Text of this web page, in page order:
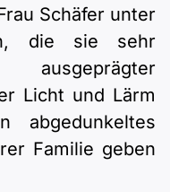
Schäfer unter
die sie sehr
Licht und Lärm
abgedunkeltes
Familie geben